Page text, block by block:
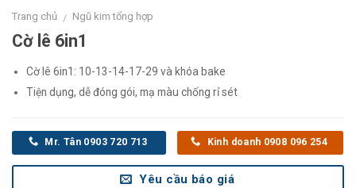
Trang chủ / Ngũ kim tổng hợp
Cờ lê 6in1
Cờ lê 6in1: 10-13-14-17-29 và khóa bake
Tiện dụng, dễ đóng gói, mạ màu chống rỉ sét
Mr. Tân 0903 720 713 Kinh doanh 0908 096 254
Yêu cầu báo giá